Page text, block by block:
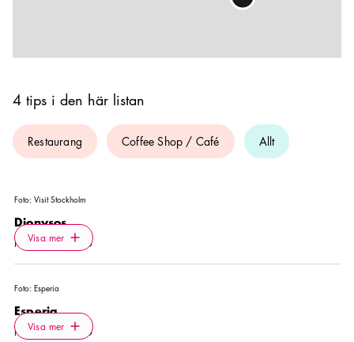
4 tips i den här listan
Restaurang Coffee Shop / Café Allt
Foto: Visit Stockholm
Dionysos
RESTAURANG
Visa mer Icon.plusAltText
Visa mer
Foto: Esperia
Esperia
RESTAURANG
Visa mer Icon.plusAltText
Visa mer